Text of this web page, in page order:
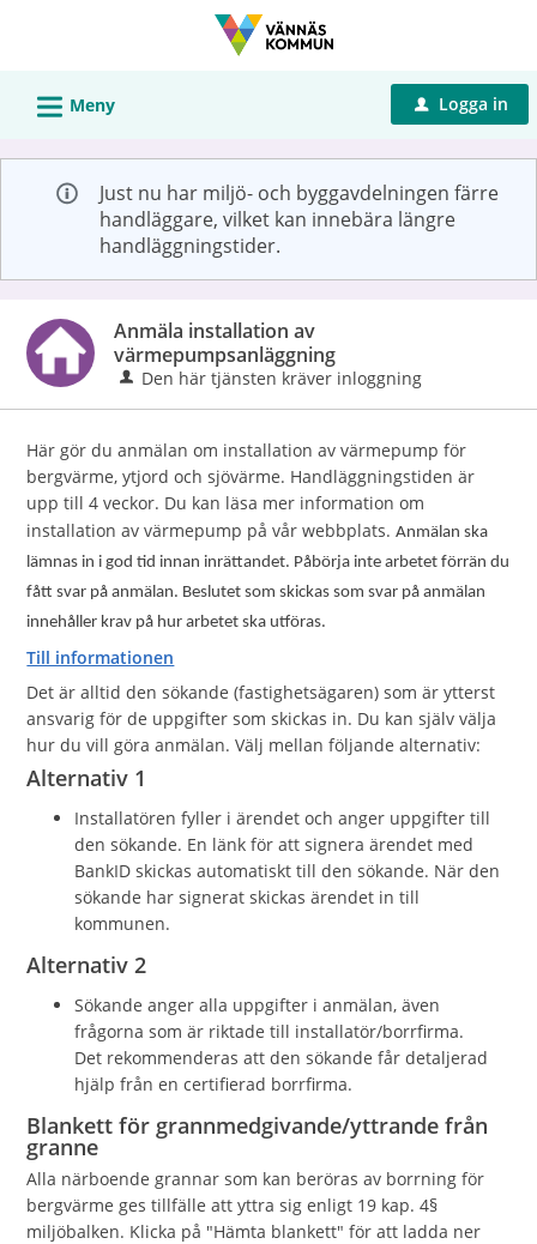
kommun
L Meny u Logga in
Just nu har miljö- och byggavdelningen färre
handläggare, vilket kan innebära längre
handläggningstider.
Anmäla installation av
värmepumpsanläggning
Den här tjänsten kräver inloggning
Här gör du anmälan om installation av värmepump för
bergvärme, ytjord och sjövärme. Handläggningstiden är
upp till 4 veckor. Du kan läsa mer information om
installation av värmepump på vår webbplats.Anmälan ska
lämnas in i god tid innan inrättandet. Påbörja inte arbetet förrän du
fått svar på anmälan. Beslutet som skickas som svar på anmälan
innehåller krav på hur arbetet ska utföras.
Till informationen
Det är alltid den sökande (fastighetsägaren) som är ytterst
ansvarig för de uppgifter som skickas in. Du kan själv välja
hur du vill göra anmälan. Välj mellan följande alternativ:
Alternativ 1
Installatören fyller i ärendet och anger uppgifter till
den sökande. En länk för att signera ärendet med
BankID skickas automatiskt till den sökande. När den
sökande har signerat skickas ärendet in till
kommunen.
Alternativ 2
Sökande anger alla uppgifter i anmälan, även
frågorna som är riktade till installatör/borrfirma.
Det rekommenderas att den sökande får detaljerad
hjälp från en certifierad borrfirma.
Blankett för grannmedgivande/yttrande från
granne
Alla närboende grannar som kan beröras av borrning för
bergvärme ges tillfälle att yttra sig enligt 19 kap. 4§
miljöbalken. Klicka på "Hämta blankett" för att ladda ner